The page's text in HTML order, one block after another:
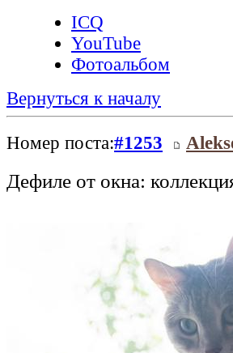
ICQ
YouTube
Фотоальбом
Вернуться к началу
Номер поста:#1253
Дефиле от окна: